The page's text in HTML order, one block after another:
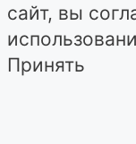
сайт, вы
Принять